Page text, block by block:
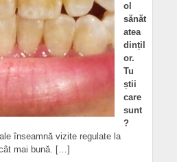
ol
sănăt
atea
dințil
or.
Tu
știi
care
sunt
?
înseamnă vizite regulate la
mai bună. […]